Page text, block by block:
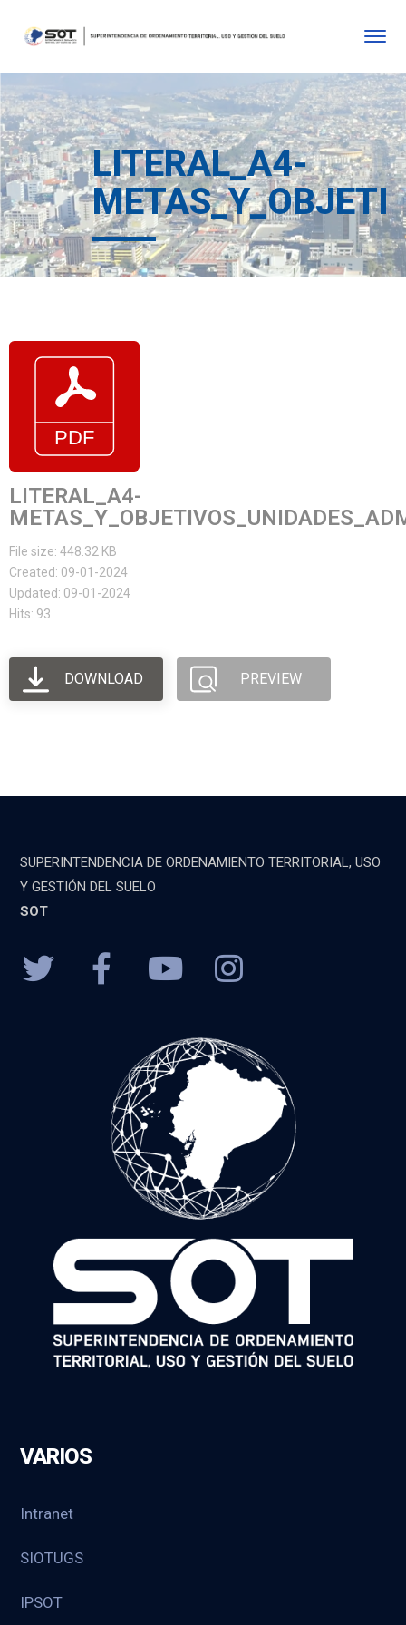
LITERAL_A4-
LITERAL_A4-
File size: 448.32 KB
Created: 09-01-2024
Updated: 09-01-2024
Hits: 93
DOWNLOAD PREVIEW
SUPERINTENDENCIA DE ORDENAMIENTO TERRITORIAL, USO
Y GESTIÓN DEL SUELO
SOT
VARIOS
Intranet
SIOTUGS
IPSOT